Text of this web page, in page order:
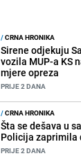
/CRNA HRONIKA
Sirene odjekuju
vozila MUP-a KS
mjere opreza
PRIJE 2 DANA
/CRNA HRONIKA
Šta se dešava u
Policija zaprimila
PRIJE 2 DANA